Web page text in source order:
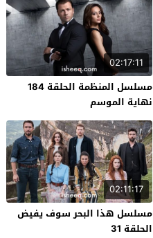
02:17:11
مسلسل المنظمة الحلقة 184
نهاية الموسم
02:11:17
مسلسل هذا البحر سوف يفيض
الحلقة 31